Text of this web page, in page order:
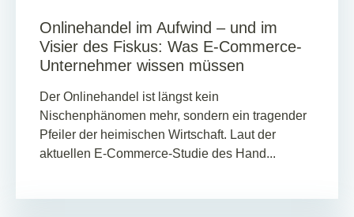
Onlinehandel im Aufwind – und im
Visier des Fiskus: Was E-Commerce-
Unternehmer wissen müssen
Der Onlinehandel ist längst kein
Nischenphänomen mehr, sondern ein tragender
Pfeiler der heimischen Wirtschaft. Laut der
aktuellen E-Commerce-Studie des Hand...